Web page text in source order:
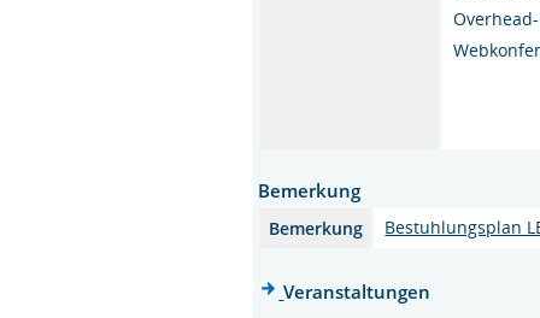
Bemerkung
Bemerkung Bestuhlungsplan
Veranstaltungen